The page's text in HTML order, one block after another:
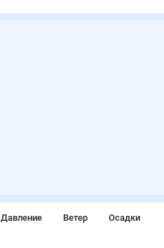
Давление Ветер Осадки